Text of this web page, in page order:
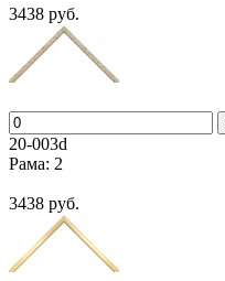
3438 руб.
20-003d
Рама: 2
3438 руб.